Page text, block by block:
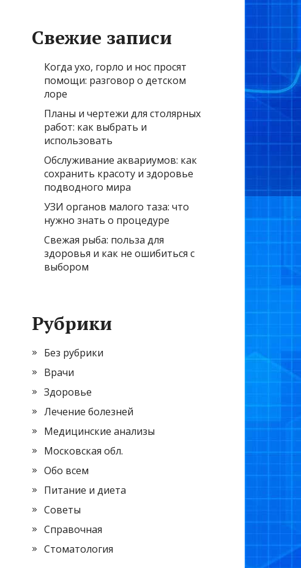
Свежие записи
Когда ухо, горло и нос просят
помощи: разговор о детском
лоре
Планы и чертежи для столярных
работ: как выбрать и
использовать
Обслуживание аквариумов: как
сохранить красоту и здоровье
подводного мира
УЗИ органов малого таза: что
нужно знать о процедуре
Свежая рыба: польза для
здоровья и как не ошибиться с
выбором
Рубрики
Без рубрики
Врачи
Здоровье
Лечение болезней
Медицинские анализы
Московская обл.
Обо всем
Питание и диета
Советы
Справочная
Стоматология